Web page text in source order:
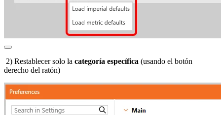
2) Restablecer solo la categoría específica (usando el botón
derecho del ratón)